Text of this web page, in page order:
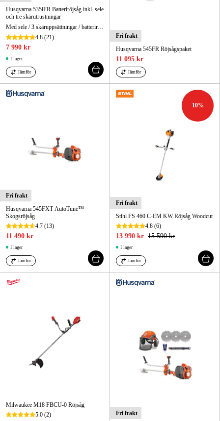
Husqvarna 535iFR Batteriröjsåg inkl. sele
och tre skärutrustningar
4.8 (21)
7 990 kr
I lager
Jämför
Fri frakt
Husqvarna 545FR Röjsågspaket
11 095 kr
Jämför
Fri frakt
Husqvarna 545FXT AutoTune™
Skogsröjsåg
4.7 (13)
11 490 kr
I lager
Jämför
10%
Fri frakt
Stihl FS 460 C-EM KW Röjsåg Woodcut
4.8 (6)
13 990 kr 15 590 kr
I lager
Jämför
Milwaukee M18 FBCU-0 Röjsåg
5.0 (2)
Fri frakt